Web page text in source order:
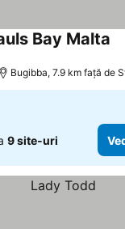
Bay Malta
Bugibba, 7.9 km faţă de
9 site-uri